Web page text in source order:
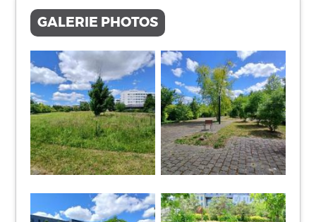
GALERIE PHOTOS